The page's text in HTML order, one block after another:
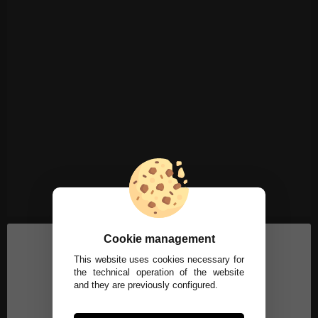
Cookie management
This website uses cookies necessary for
the technical operation of the website
and they are previously configured.